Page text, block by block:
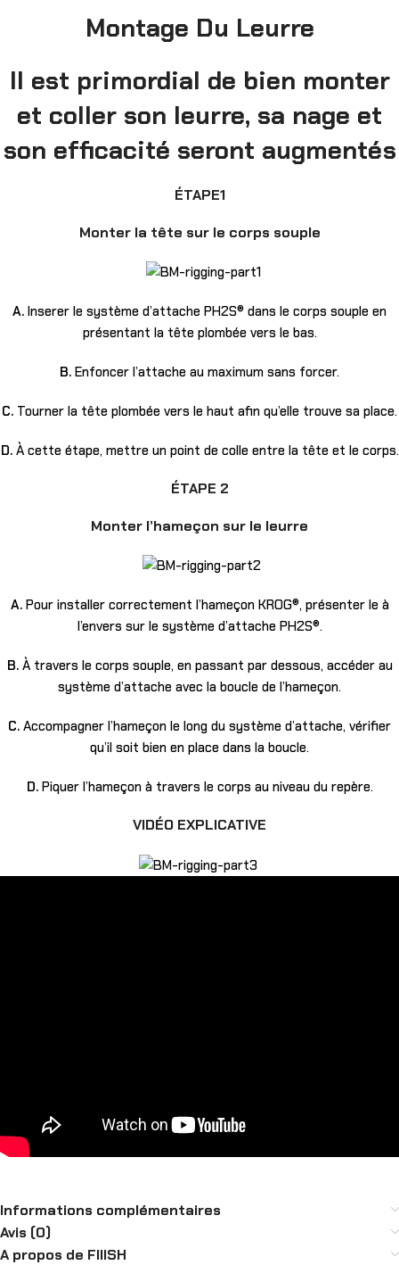
Montage Du Leurre
Il est primordial de bien monter
et coller son leurre, sa nage et
son efficacité seront augmentés
ÉTAPE1
Monter la tête sur le corps souple
A. Inserer le système d’attache PH2S® dans le corps souple en
présentant la tête plombée vers le bas.
B. Enfoncer l’attache au maximum sans forcer.
C. Tourner la tête plombée vers le haut afin qu’elle trouve sa place.
D.À cette étape, mettre un point de colle entre la tête et le corps.
ÉTAPE 2
Monter l’hameçon sur le leurre
A.Pour installer correctement l’hameçon KROG®, présenter le à
l’envers sur le système d’attache PH2S®.
B.À travers le corps souple, en passant par dessous, accéder au
système d’attache avec la boucle de l’hameçon.
C. Accompagner l’hameçon le long du système d’attache, vérifier
qu’il soit bien en place dans la boucle.
D.Piquer l’hameçon à travers le corps au niveau du repère.
VIDÉO EXPLICATIVE
Informations complémentaires
Avis (0)
A propos de FIIISH